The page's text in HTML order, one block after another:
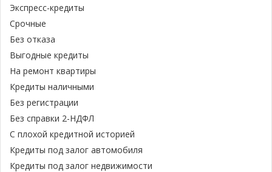
Экспресс-кредиты
Срочные
Без отказа
Выгодные кредиты
На ремонт квартиры
Кредиты наличными
Без регистрации
Без справки 2-НДФЛ
С плохой кредитной историей
Кредиты под залог автомобиля
Кредиты под залог недвижимости